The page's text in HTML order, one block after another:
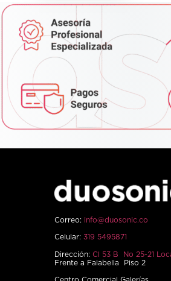
Correo: info@duosonic.co
Celular: 319 5495871
Dirección: Cl 53 B No 25-21
Frente a Falabella Piso 2